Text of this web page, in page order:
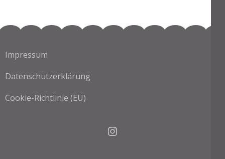
Impressum
Datenschutzerklärung
Cookie-Richtlinie (EU)
Instagram